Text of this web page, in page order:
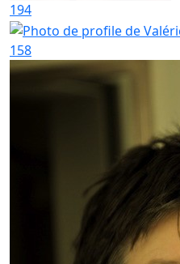
194
158